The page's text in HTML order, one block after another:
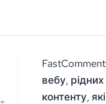
вебу,
контенту,